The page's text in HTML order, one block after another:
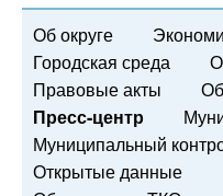
Об округе
Городская среда
Правовые акты
Пресс-центр
Муниципальный
Открытые данные